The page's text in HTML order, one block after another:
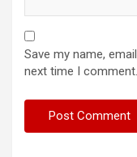
Save my name,
next time I comment.